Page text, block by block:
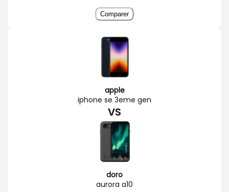
Comparer
apple
iphone se 3eme gen
VS
doro
aurora a10